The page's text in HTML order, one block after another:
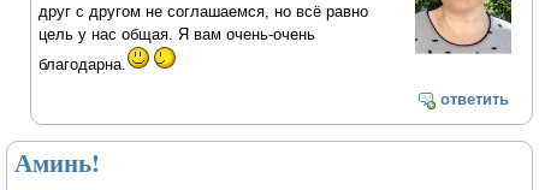
друг с другом не соглашаемся, но всё равно
цель у нас общая. Я вам очень-очень
благодарна.
ответить
Аминь!